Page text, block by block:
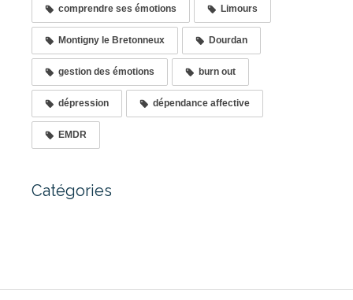
comprendre ses émotions Limours
Montigny le Bretonneux Dourdan
gestion des émotions burn out
dépression dépendance affective
EMDR
Catégories